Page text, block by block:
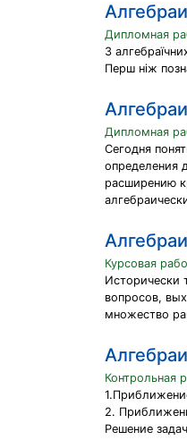
Дипломная
З
Перш ніж
Дипломная
Сегодня
определения
расширению
Курсовая
Исторически
вопросов,
множество
Контрольная
2.
Решение